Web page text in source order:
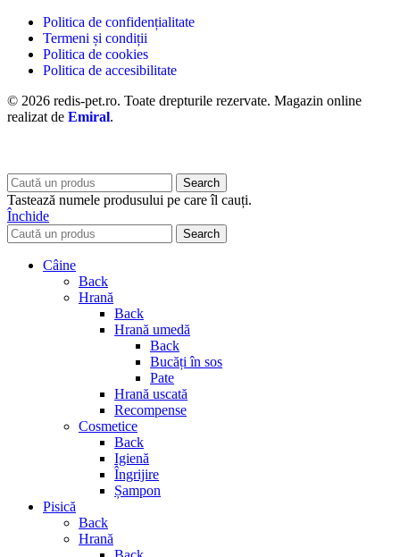
Politica de confidențialitate
Termeni și condiții
Politica de cookies
Politica de accesibilitate
© 2026 redis-pet.ro. Toate drepturile rezervate. Magazin online
realizat de Emiral.
Search
Tastează numele produsului pe care îl cauți.
Închide
Search
Câine
Back
Hrană
Back
Hrană umedă
Back
Bucăți în sos
Pate
Hrană uscată
Recompense
Cosmetice
Back
Igienă
Îngrijire
Șampon
Pisică
Back
Hrană